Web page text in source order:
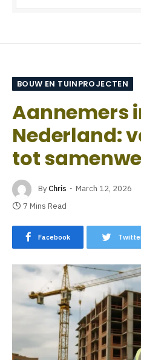
BOUW EN TUINPROJECTEN
Aannemers
Nederland:
tot
By Chris March 12, 2026
7 Mins Read
Facebook